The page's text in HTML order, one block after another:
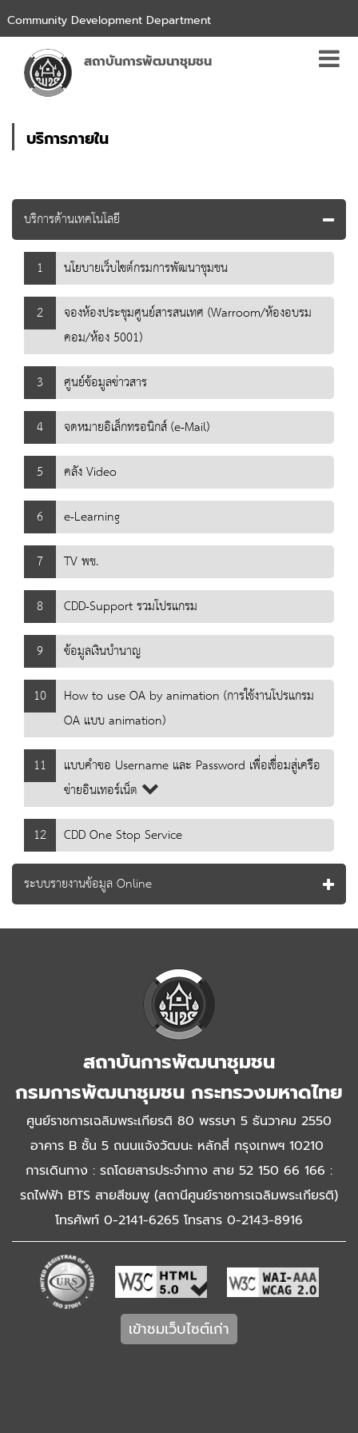
Community Development Department
สถาบันการพัฒนาชุมชน
บริการภายใน
บริการด้านเทคโนโลยี
1
นโยบายเว็บไซต์กรมการพัฒนาชุมชน
2
จองห้องประชุมศูนย์สารสนเทศ (Warroom/ห้องอบรม
คอม/ห้อง 5001)
3
ศูนย์ข้อมูลข่าวสาร
4
จดหมายอิเล็กทรอนิกส์ (e-Mail)
5
คลัง Video
6
e-Learning
7
TV พช.
8
CDD-Support รวมโปรแกรม
9
ข้อมูลเงินบำนาญ
10
How to use OA by animation (การใช้งานโปรแกรม
OA แบบ animation)
11
แบบคำขอ Username และ Password เพื่อเชื่อมสู่เครือ
ข่ายอินเทอร์เน็ต
12
CDD One Stop Service
ระบบรายงานข้อมูล Online
สถาบันการพัฒนาชุมชน
กรมการพัฒนาชุมชน กระทรวงมหาดไทย
ศูนย์ราชการเฉลิมพระเกียรติ 80 พรรษา 5 ธันวาคม 2550
อาคาร B ชั้น 5 ถนนแจ้งวัฒนะ หลักสี่ กรุงเทพฯ 10210
การเดินทาง : รถโดยสารประจำทาง สาย 52 150 66 166 :
รถไฟฟ้า BTS สายสีชมพู (สถานีศูนย์ราชการเฉลิมพระเกียรติ)
โทรศัพท์ 0-2141-6265 โทรสาร 0-2143-8916
เข้าชมเว็บไซต์เก่า